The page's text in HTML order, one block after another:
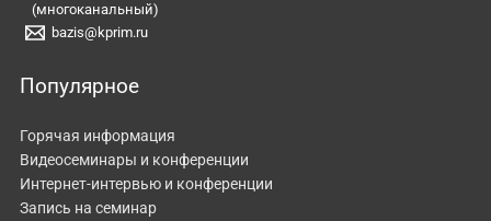
(многоканальный)
bazis@kprim.ru
Популярное
Горячая информация
Видеосеминары и конференции
Интернет-интервью и конференции
Запись на семинар